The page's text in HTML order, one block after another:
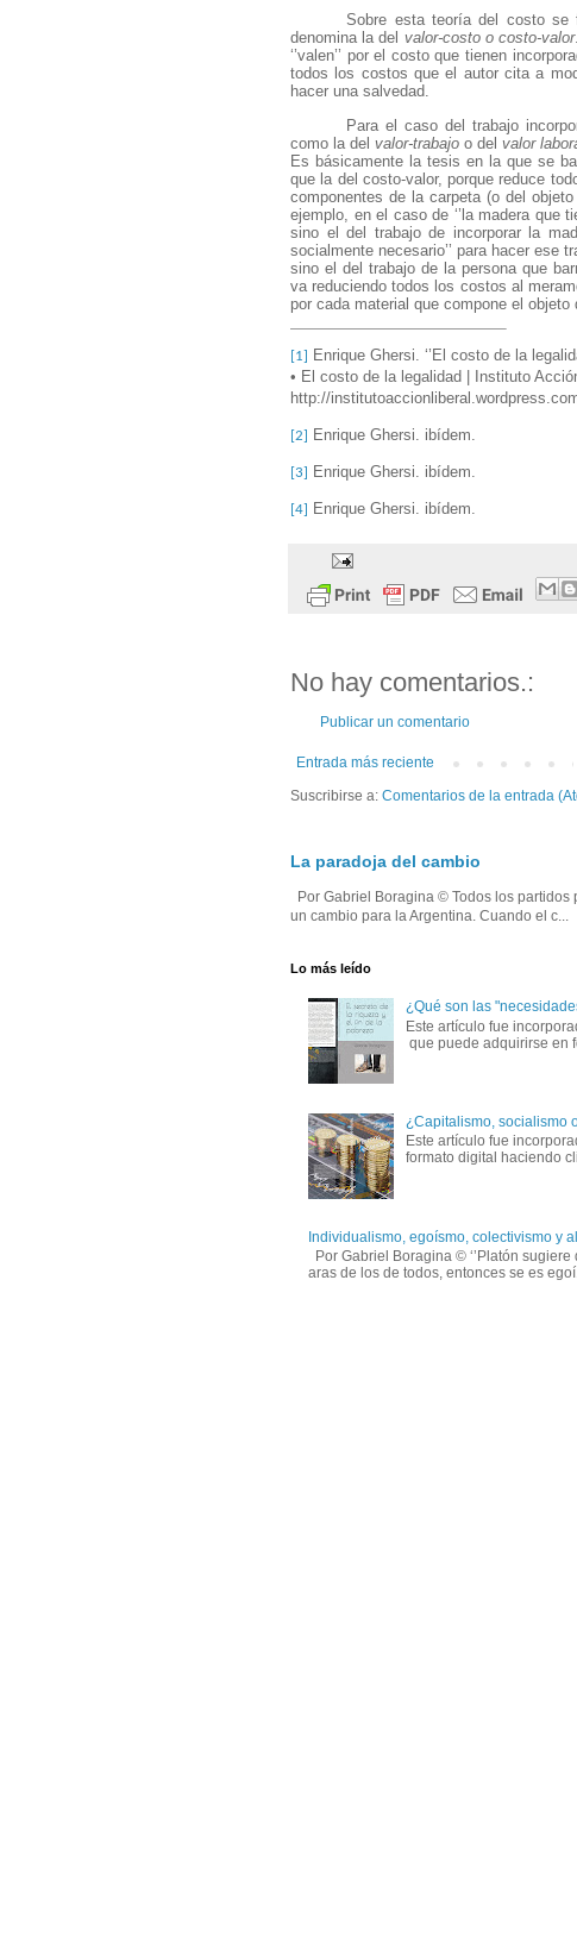
Sobre esta teoría del costo
denomina la del valor-costo o costo-valor
‘’valen’’ por el costo que tienen
todos los costos que el autor cita a
hacer una salvedad.
Para el caso del trabajo
como la del valor-trabajo o del valor
Es básicamente la tesis en la que se
que la del costo-valor, porque reduce
componentes de la carpeta (o del
ejemplo, en el caso de ‘’la madera que
sino el del trabajo de incorporar la
socialmente necesario’’ para hacer ese
sino el del trabajo de la persona que
va reduciendo todos los costos al
por cada material que compone el objeto
[1]
Enrique Ghersi. ‘’El costo de la
• El costo de la legalidad | Instituto
http://
[2] Enrique Ghersi. ibídem.
[3] Enrique Ghersi. ibídem.
[4] Enrique Ghersi. ibídem.
No hay comentarios.:
Publicar un comentario
Entrada más reciente
Suscribirse a: Comentarios de la entrada
La paradoja del cambio
Por Gabriel Boragina © Todos los
un cambio para la Argentina. Cuando el c...
Lo más leído
¿Qué son las
Este artículo fue
que puede adquirirse en
¿Capitalismo, socialismo
Este artículo fue
formato digital haciendo
Individualismo, egoísmo, colectivismo y
Por Gabriel Boragina © ‘’Platón
aras de los de todos, entonces se es